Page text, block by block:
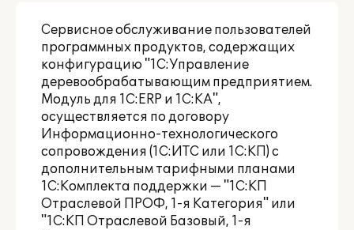
Материалы
Партнерам
Сервисное обслуживание пользователей
программных продуктов, содержащих
конфигурацию "1С:Управление
деревообрабатывающим предприятием.
Модуль для 1С:ERP и 1С:КА",
осуществляется по договору
Информационно-технологического
сопровождения (1С:ИТС или 1С:КП) с
дополнительным тарифными планами
1С:Комплекта поддержки — "1С:КП
Отраслевой ПРОФ, 1-я Категория" или
"1С:КП Отраслевой Базовый, 1-я